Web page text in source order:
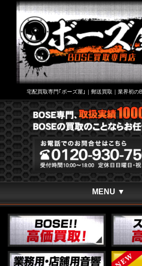
宅配買取専門｢ボーズ屋｣｜郵送買取｜業界初の
MENU ▼